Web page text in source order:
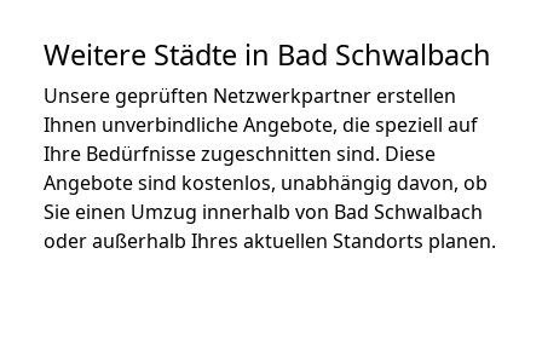
Weitere Städte in Bad Schwalbach
Unsere geprüften Netzwerkpartner erstellen
Ihnen unverbindliche Angebote, die speziell auf
Ihre Bedürfnisse zugeschnitten sind. Diese
Angebote sind kostenlos, unabhängig davon, ob
Sie einen Umzug innerhalb von Bad Schwalbach
oder außerhalb Ihres aktuellen Standorts planen.